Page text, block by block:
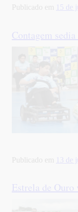
Publicado em 15 de
Contagem
Publicado em 13 de
Estrela de